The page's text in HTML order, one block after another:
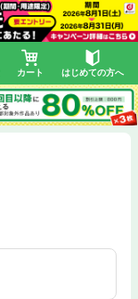
カート はじめての方へ